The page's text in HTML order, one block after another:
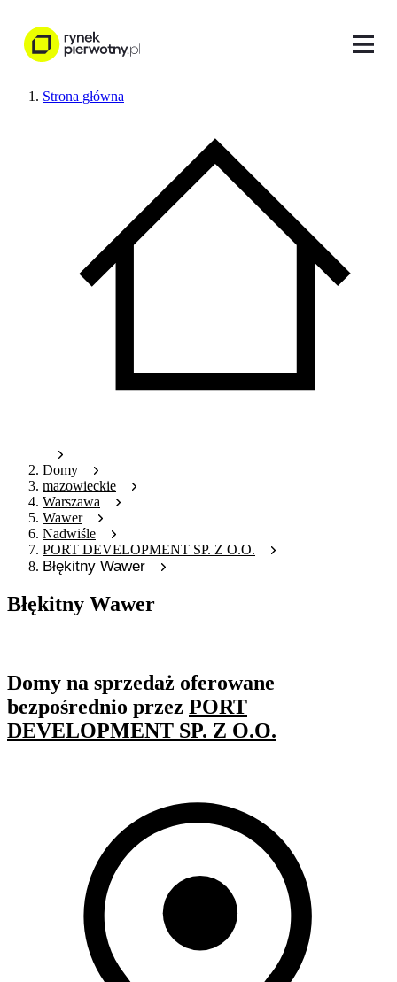
Strona główna
Domy
mazowieckie
Warszawa
Wawer
Nadwiśle
PORT DEVELOPMENT SP. Z O.O.
Błękitny Wawer
Błękitny Wawer
Domy na sprzedaż oferowane
bezpośrednio przez PORT
DEVELOPMENT SP. Z O.O.